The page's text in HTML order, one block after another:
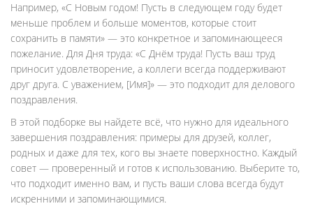
Например, «С Новым годом! Пусть в следующем году будет
меньше проблем и больше моментов, которые стоит
сохранить в памяти» — это конкретное и запоминающееся
пожелание. Для Дня труда: «С Днём труда! Пусть ваш труд
приносит удовлетворение, а коллеги всегда поддерживают
друг друга. С уважением, [Имя]» — это подходит для делового
поздравления.
В этой подборке вы найдете всё, что нужно для идеального
завершения поздравления: примеры для друзей, коллег,
родных и даже для тех, кого вы знаете поверхностно. Каждый
совет — проверенный и готов к использованию. Выберите то,
что подходит именно вам, и пусть ваши слова всегда будут
искренними и запоминающимися.